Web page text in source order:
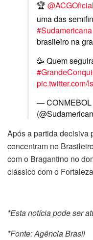
🏆 @ACGOficial
uma das
#Sudamericana
brasileiro na
🥳 Quem
pic.twitter.com/
— CONMEBOL
Após a partida decisiva
concentram no
com o Bragantino no
clássico com o
*Esta notícia pode ser
*Fonte: Agência Brasil